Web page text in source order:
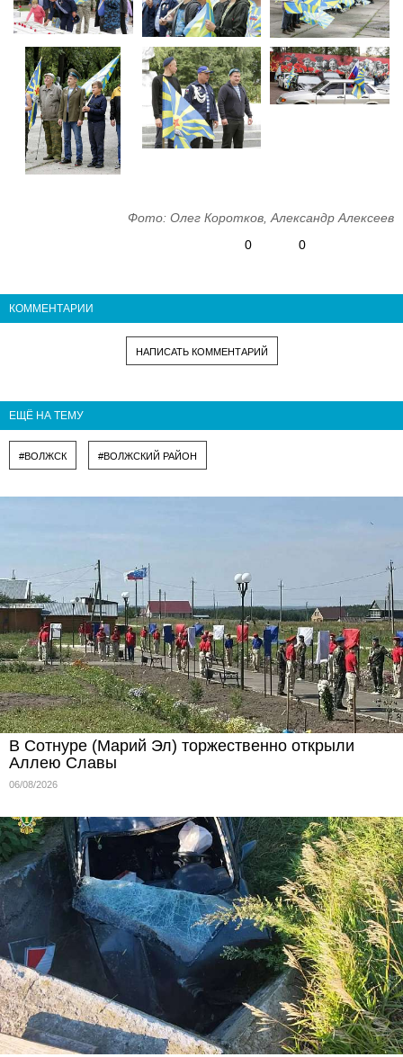
Фото: Олег Коротков, Александр Алексеев
0
0
КОММЕНТАРИИ
НАПИСАТЬ КОММЕНТАРИЙ
ЕЩЁ НА ТЕМУ
#ВОЛЖСК #ВОЛЖСКИЙ РАЙОН
В Сотнуре (Марий Эл) торжественно открыли
Аллею Славы
06/08/2026